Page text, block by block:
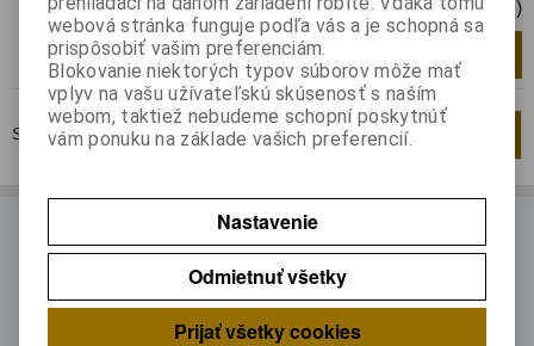
4,48 EUR (Cena bez DPH)
ks Pridať do košíka
Strana1z1Celkom1záznamov
ODBER NOVINIEK
Prihláste sa k odberu noviniek
Registrovať
webová stránka funguje podľa vás a je schopná sa
prispôsobiť vašim preferenciám.
Blokovanie niektorých typov súborov môže mať
vplyv na vašu užívateľskú skúsenosť s naším
webom, taktiež nebudeme schopní poskytnúť
vám ponuku na základe vašich preferencií.
Nastavenie
Odmietnuť všetky
Prijať všetky cookies